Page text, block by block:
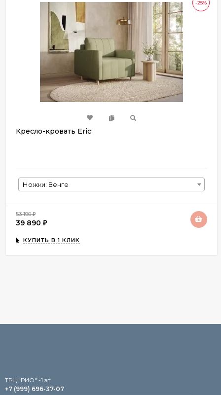
-25%
Кресло-кровать Eric
Ножки: Венге
53 190₽
39 890 ₽
КУПИТЬ В 1 КЛИК
TРЦ "РИО" -1 эт.
+7 (999) 696-37-07